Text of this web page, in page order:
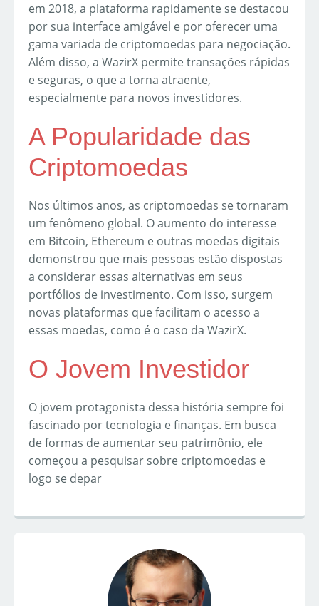
em 2018, a plataforma rapidamente se destacou
por sua interface amigável e por oferecer uma
gama variada de criptomoedas para negociação.
Além disso, a WazirX permite transações rápidas
e seguras, o que a torna atraente,
especialmente para novos investidores.
A Popularidade das
Criptomoedas
Nos últimos anos, as criptomoedas se tornaram
um fenômeno global. O aumento do interesse
em Bitcoin, Ethereum e outras moedas digitais
demonstrou que mais pessoas estão dispostas
a considerar essas alternativas em seus
portfólios de investimento. Com isso, surgem
novas plataformas que facilitam o acesso a
essas moedas, como é o caso da WazirX.
O Jovem Investidor
O jovem protagonista dessa história sempre foi
fascinado por tecnologia e finanças. Em busca
de formas de aumentar seu patrimônio, ele
começou a pesquisar sobre criptomoedas e
logo se depar